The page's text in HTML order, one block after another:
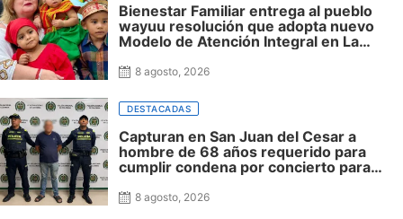
Bienestar Familiar entrega al pueblo
wayuu resolución que adopta nuevo
Modelo de Atención Integral en La
8 agosto, 2026
DESTACADAS
Capturan en San Juan del Cesar a
hombre de 68 años requerido para
cumplir condena por concierto para
8 agosto, 2026